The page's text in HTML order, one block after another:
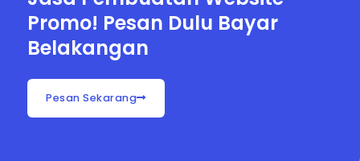
Promo! Pesan Dulu Bayar
Belakangan
Pesan Sekarang